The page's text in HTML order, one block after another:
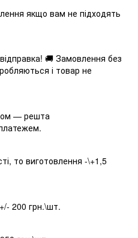
якщо вам не підходять
🚚 Замовлення без
і товар не
— решта
то виготовлення -\+1,5
+/- 200 грн.\шт.